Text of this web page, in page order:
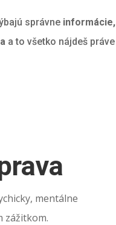
správne
a to všetko nájdeš práve
mentálne
zážitkom.